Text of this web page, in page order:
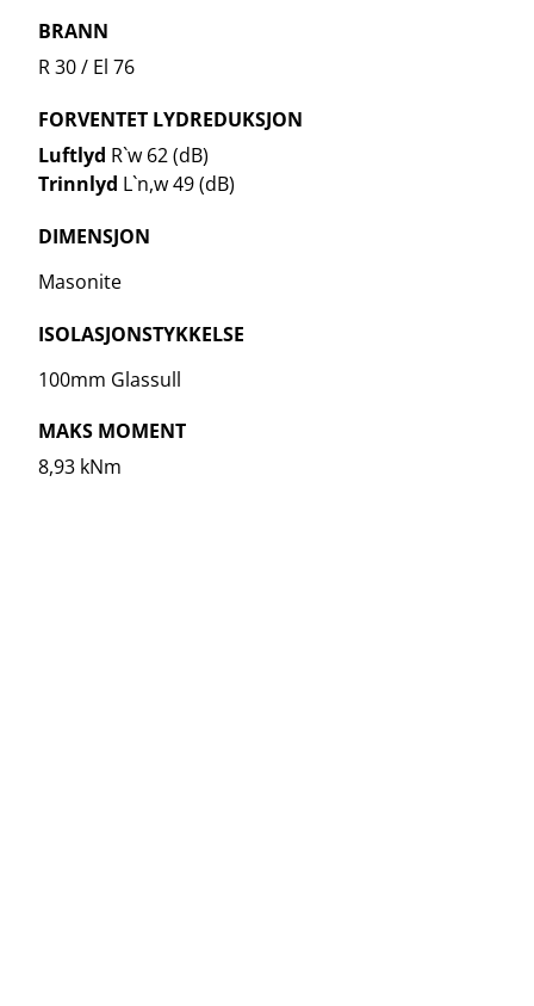
BRANN
R 30 / El 76
FORVENTET LYDREDUKSJON
Luftlyd R`w 62 (dB)
Trinnlyd L`n,w 49 (dB)
DIMENSJON
Masonite
ISOLASJONSTYKKELSE
100mm Glassull
MAKS MOMENT
8,93 kNm